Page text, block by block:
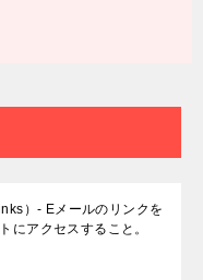
）- Eメールのリンクを
にアクセスすること。